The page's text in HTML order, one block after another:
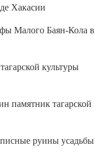
Хакасии
Малого Баян-Кола в
культуры
памятник тагарской
руины усадьбы